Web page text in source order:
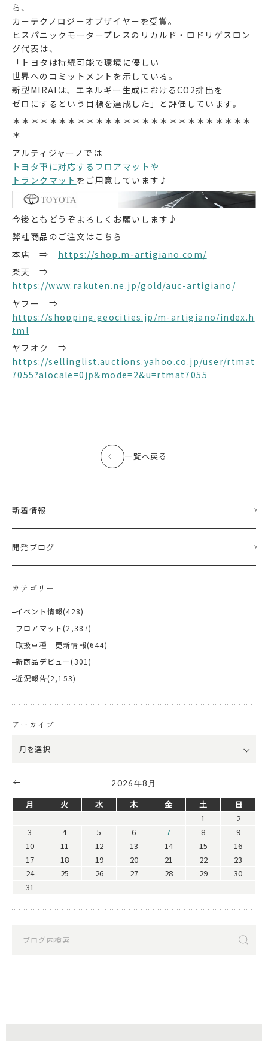
ら、
カーテクノロジーオブザイヤーを受賞。
ヒスパニックモータープレスのリカルド・ロドリゲスロン
グ代表は、
「トヨタは持続可能で環境に優しい
世界へのコミットメントを示している。
新型MIRAIは、エネルギー生成におけるCO2排出を
ゼロにするという目標を達成した」と評価しています。
＊＊＊＊＊＊＊＊＊＊＊＊＊＊＊＊＊＊＊＊＊＊＊＊＊＊
＊
アルティジャーノでは
トヨタ車に対応するフロアマットや
トランクマット をご用意しています♪
今後ともどうぞよろしくお願いします♪
弊社商品のご注文はこちら
本店 ⇒ https://shop.m-artigiano.com/
楽天 ⇒
https://www.rakuten.ne.jp/gold/auc-artigiano/
ヤフー ⇒
https://shopping.geocities.jp/m-artigiano/index.h
tml
ヤフオク ⇒
https://sellinglist.auctions.yahoo.co.jp/user/rtmat
7055?alocale=0jp&mode=2&u=rtmat7055
一覧へ戻る
新着情報
開発ブログ
カテゴリー
イベント情報(428)
フロアマット (2,387)
取扱車種 更新情報(644)
新商品デビュー(301)
近況報告(2,153)
アーカイブ
2026年8月
月 火 水 木 金 土
日
1
2
3
4 5 6 7 8
9
10
11 12 13 14 15
16
17
18 19 20 21 22
23
24
25 26 27 28 29
30
31